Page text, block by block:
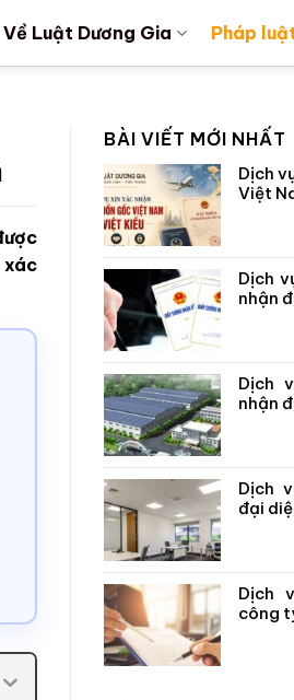
Về Luật Dương Gia Pháp
xác
BÀI VIẾT MỚI NHẤT
Dịch
Việt
Dịch
nhận
Dịch
nhận
Dịch
đại
Dịch
công